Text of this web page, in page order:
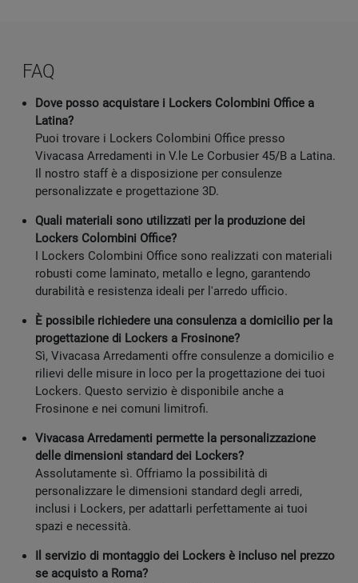
FAQ
Dove posso acquistare i Lockers Colombini Office a
Latina?
Puoi trovare i Lockers Colombini Office presso
Vivacasa Arredamenti in V.le Le Corbusier 45/B a Latina.
Il nostro staff è a disposizione per consulenze
personalizzate e progettazione 3D.
Quali materiali sono utilizzati per la produzione dei
Lockers Colombini Office?
I Lockers Colombini Office sono realizzati con materiali
robusti come laminato, metallo e legno, garantendo
durabilità e resistenza ideali per l'arredo ufficio.
È possibile richiedere una consulenza a domicilio per la
progettazione di Lockers a Frosinone?
Sì, Vivacasa Arredamenti offre consulenze a domicilio e
rilievi delle misure in loco per la progettazione dei tuoi
Lockers. Questo servizio è disponibile anche a
Frosinone e nei comuni limitrofi.
Vivacasa Arredamenti permette la personalizzazione
delle dimensioni standard dei Lockers?
Assolutamente sì. Offriamo la possibilità di
personalizzare le dimensioni standard degli arredi,
inclusi i Lockers, per adattarli perfettamente ai tuoi
spazi e necessità.
Il servizio di montaggio dei Lockers è incluso nel prezzo
se acquisto a Roma?